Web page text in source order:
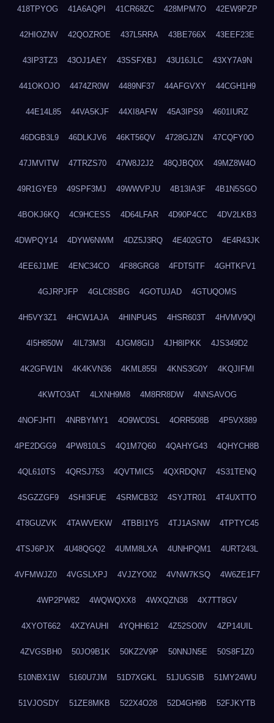
418TPYOG 41A6AQPI 41CR68ZC 428MPM7O 42EW9PZP
42HIOZNV 42QOZROE 437L5RRA 43BE766X 43EEF23E
43IP3TZ3 43OJ1AEY 43SSFXBJ 43U16JLC 43XY7A9N
441OKOJO 4474ZR0W 4489NF37 44AFGVXY 44CGH1H9
44E14L85 44VA5KJF 44XI8AFW 45A3IPS9 4601IURZ
46DGB3L9 46DLKJV6 46KT56QV 4728GJZN 47CQFY0O
47JMVITW 47TRZS70 47W8J2J2 48QJBQ0X 49MZ8W4O
49R1GYE9 49SPF3MJ 49WWVPJU 4B13IA3F 4B1N5SGO
4BOKJ6KQ 4C9HCESS 4D64LFAR 4D90P4CC 4DV2LKB3
4DWPQY14 4DYW6NWM 4DZ5J3RQ 4E402GTO 4E4R43JK
4EE6J1ME 4ENC34CO 4F88GRG8 4FDT5ITF 4GHTKFV1
4GJRPJFP 4GLC8SBG 4GOTUJAD 4GTUQOMS
4H5VY3Z1 4HCW1AJA 4HINPU4S 4HSR603T 4HVMV9QI
4I5H850W 4IL73M3I 4JGM8GIJ 4JH8IPKK 4JS349D2
4K2GFW1N 4K4KVN36 4KML855I 4KNS3G0Y 4KQJIFMI
4KWTO3AT 4LXNH9M8 4M8RR8DW 4NNSAVOG
4NOFJHTI 4NRBYMY1 4O9WC0SL 4ORR508B 4P5VX889
4PE2DGG9 4PW810LS 4Q1M7Q60 4QAHYG43 4QHYCH8B
4QL610TS 4QRSJ753 4QVTMIC5 4QXRDQN7 4S31TENQ
4SGZZGF9 4SHI3FUE 4SRMCB32 4SYJTR01 4T4UXTTO
4T8GUZVK 4TAWVEKW 4TBBI1Y5 4TJ1ASNW 4TPTYC45
4TSJ6PJX 4U48QGQ2 4UMM8LXA 4UNHPQM1 4URT243L
4VFMWJZ0 4VGSLXPJ 4VJZYO02 4VNW7KSQ 4W6ZE1F7
4WP2PW82 4WQWQXX8 4WXQZN38 4X7TT8GV
4XYOT662 4XZYAUHI 4YQHH612 4Z52SO0V 4ZP14UIL
4ZVGSBH0 50JO9B1K 50KZ2V9P 50NNJN5E 50S8F1Z0
510NBX1W 5160U7JM 51D7XGKL 51JUGSIB 51MY24WU
51VJOSDY 51ZE8MKB 522X4O28 52D4GH9B 52FJKYTB